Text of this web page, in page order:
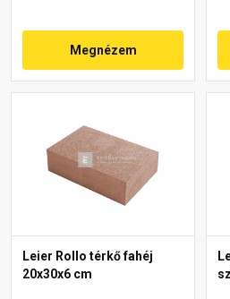
Megnézem
Leier Rollo térkő fahéj
20x30x6 cm